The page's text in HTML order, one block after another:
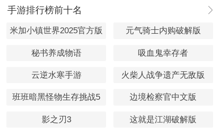
手游排行榜前十名
米加小镇世界2025官方版 元气骑士内购破解版
秘书养成物语 吸血鬼幸存者
云逆水寒手游 火柴人战争遗产无敌版
班班暗黑怪物生存挑战5 边境检察官中文版
影之刃3 这就是江湖破解版